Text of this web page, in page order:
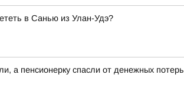
в Санью из Улан-Удэ?
а пенсионерку спасли от денежных потерь